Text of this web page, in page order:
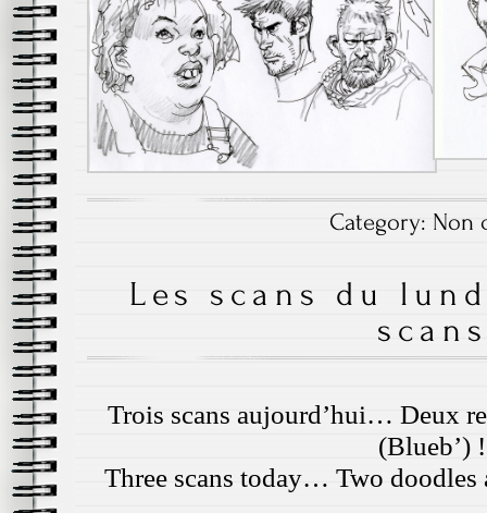
Category: Non
Les scans du
scans
Trois scans aujourd’hui… Deux
(Blueb’) !
Three scans today… Two doodles